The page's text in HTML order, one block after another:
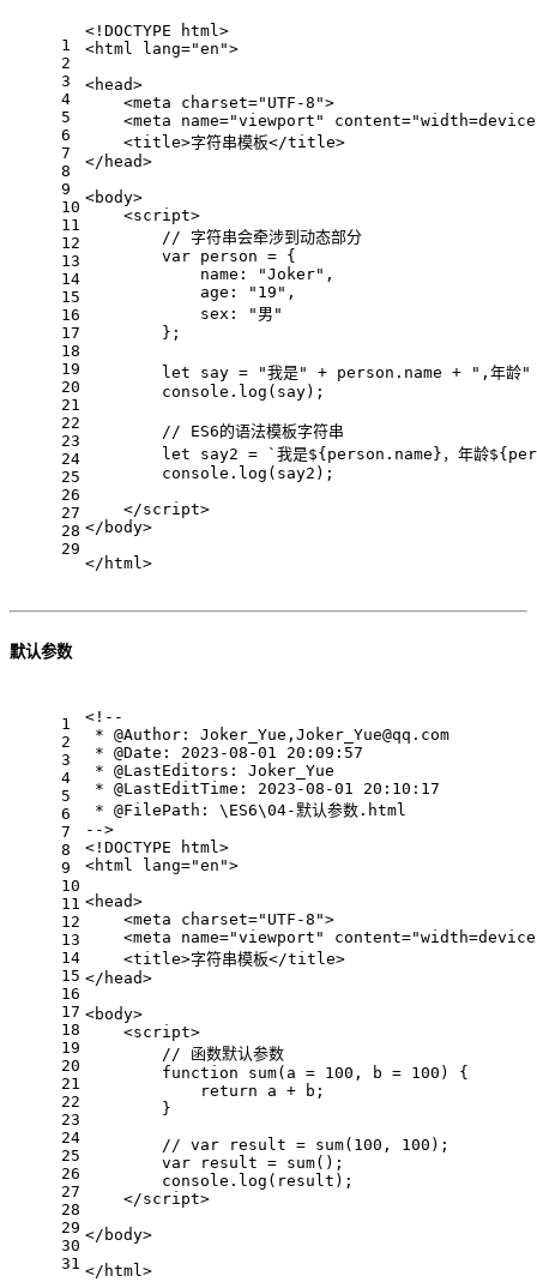
1
2
3
4
5
6
7
8
9
10
11
12
13
14
15
16
17
18
19
20
21
22
23
24
25
26
27
28
29
<!DOCTYPE html >
<html lang="en">
<head>
<meta charset="UTF-8">
<meta name="viewport" content=
<title>字符串模板</title>
</ head>
<body>
<script>
// 字符串会牵涉到动态部分
var person = {
name : "Joker" ,
age : "19" ,
sex :
"男"
        };
let say = "我是" + person. name + ",年龄"
console . log (say);
// ES6的语法模板字符串
let say2 = `我是${person.name} ，年龄
console . log (say2);
</script>
</ body>
</ html >
默认参数
1
2
3
4
5
6
7
8
9
10
11
12
13
14
15
16
17
18
19
20
21
22
23
24
25
26
27
28
29
30
31
<!--
* @Author: Joker_Yue,Joker_Yue@qq.com
* @Date: 2023-08-01 20:09:57
* @LastEditors: Joker_Yue
* @LastEditTime: 2023-08-01 20:10:17
* @FilePath: \ES6\04-默认参数.html
-->
<!DOCTYPE
html>
<html lang="en">
<head>
<meta charset="UTF-8">
<meta name="viewport" content=
<title>字符串模板</title>
</ head>
<body>
<script>
// 函数默认参数
function
sum( a = 100 , b = 100 ) {
return a + b;
        }
// var result = sum(100, 100);
var result = sum();
console . log (result);
</script>
</ body>
</ html>